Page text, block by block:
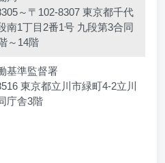
～〒102-8307 東京都千代
南1丁目2番1号 九段第3合同
～14階
基準監督署
東京都立川市緑町4-2立川
庁舎3階